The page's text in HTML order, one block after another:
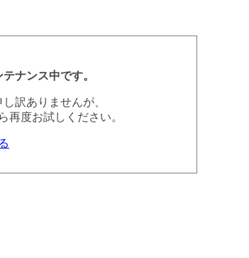
ナンス中です。
訳ありませんが、
再度お試しください。